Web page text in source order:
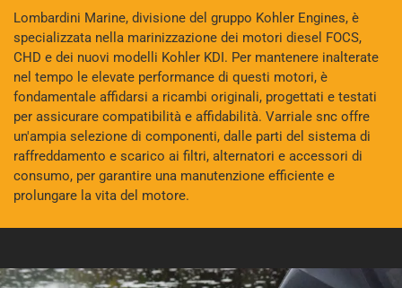
Lombardini Marine, divisione del gruppo Kohler Engines, è
specializzata nella marinizzazione dei motori diesel FOCS,
CHD e dei nuovi modelli Kohler KDI. Per mantenere inalterate
nel tempo le elevate performance di questi motori, è
fondamentale affidarsi a ricambi originali, progettati e testati
per assicurare compatibilità e affidabilità. Varriale snc offre
un'ampia selezione di componenti, dalle parti del sistema di
raffreddamento e scarico ai filtri, alternatori e accessori di
consumo, per garantire una manutenzione efficiente e
prolungare la vita del motore.